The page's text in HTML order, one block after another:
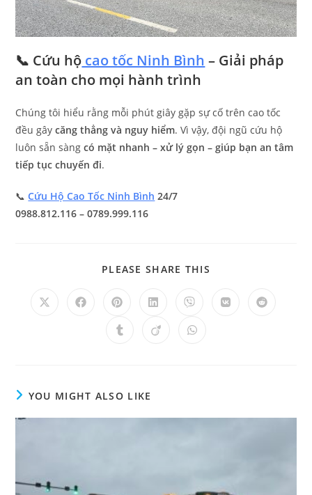
📞 Cứu hộ cao tốc Ninh Bình – Giải pháp
an toàn cho mọi hành trình
Chúng tôi hiểu rằng mỗi phút giây gặp sự cố trên cao tốc
đều gâycăng thẳng và nguy hiểm. Vì vậy, đội ngũ cứu hộ
luôn sẵn sàngcó mặt nhanh – xử lý gọn – giúp bạn an tâm
tiếp tục chuyến đi.
📞Cứu Hộ Cao Tốc Ninh Bình 24/7
0988.812.116 – 0789.999.116
PLEASE SHARE THIS
YOU MIGHT ALSO LIKE